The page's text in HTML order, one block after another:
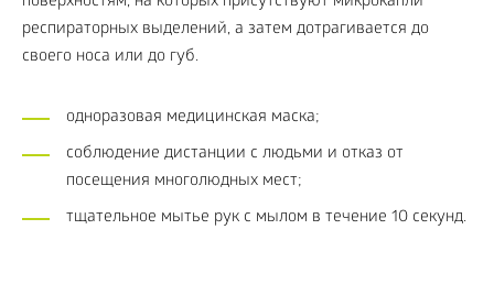
респираторных выделений, а затем дотрагивается до
своего носа или до губ.
одноразовая медицинская маска;
соблюдение дистанции с людьми и отказ от
посещения многолюдных мест;
тщательное мытье рук с мылом в течение 10 секунд.